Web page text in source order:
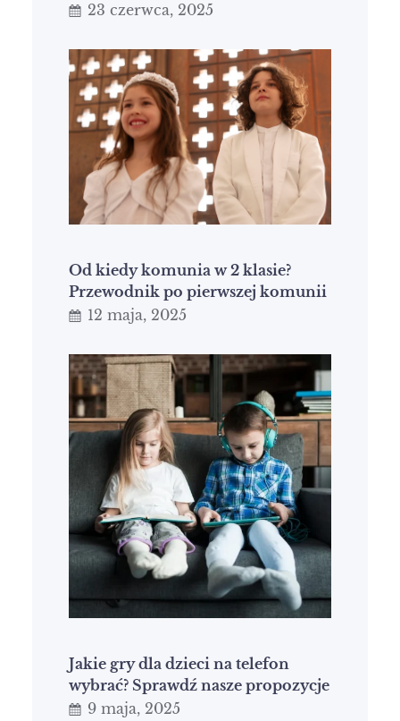
23 czerwca, 2025
Od kiedy komunia w 2 klasie?
Przewodnik po pierwszej komunii
12 maja, 2025
Jakie gry dla dzieci na telefon
wybrać? Sprawdź nasze propozycje
9 maja, 2025